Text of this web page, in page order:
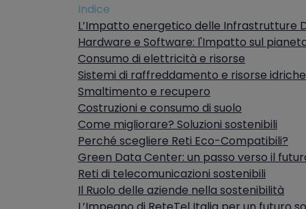
Indice
L’Impatto energetico delle Infrastrutture
Hardware e Software: l'Impatto sul
Consumo di elettricità e risorse
Sistemi di raffreddamento e risorse idriche
Smaltimento e recupero
Costruzioni e consumo di suolo
Come migliorare? Soluzioni sostenibili
Perché scegliere Reti Eco-Compatibili?
Green Data Center: un passo verso il
Reti di telecomunicazioni sostenibili
Il Ruolo delle aziende nella sostenibilità